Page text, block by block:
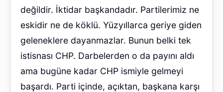
değildir. İktidar başkandadır. Partilerimiz ne
eskidir ne de köklü. Yüzyıllarca geriye giden
geleneklere dayanmazlar. Bunun belki tek
istisnası CHP. Darbelerden o da payını aldı
ama bugüne kadar CHP ismiyle gelmeyi
başardı. Parti içinde, açıktan, başkana karşı